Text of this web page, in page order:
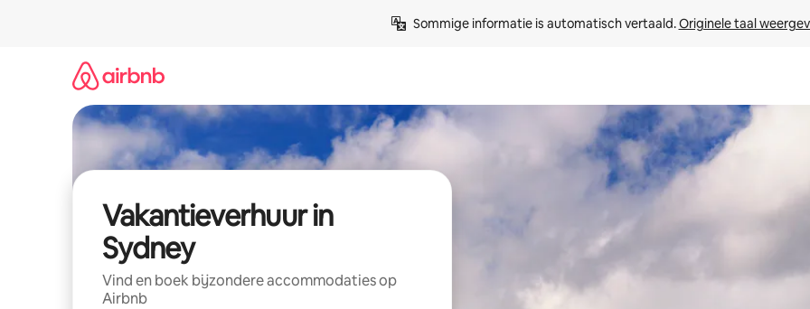
Sommige informatie is automatisch vertaald. Originele taal
Vakantieverhuur in
Sydney
Vind en boek bijzondere accommodaties op
Airbnb